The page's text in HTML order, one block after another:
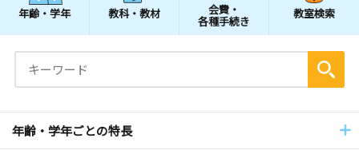
年齢・学年 教科・教材 会費・
各種手続き
教室検索
年齢・学年ごとの特長